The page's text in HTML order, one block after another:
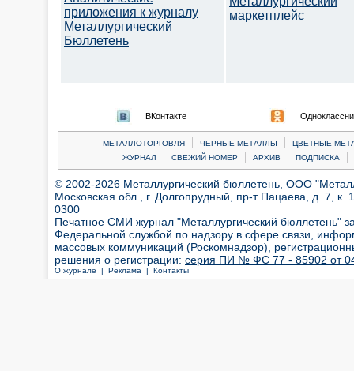
приложения к журналу
Металлургический
Бюллетень
маркетплейс
ВКонтакте
МЕТАЛЛОТОРГОВЛЯ | ЧЕРНЫЕ МЕТАЛЛЫ |
ЦВЕТНЫЕ
ЖУРНАЛ
| СВЕЖИЙ НОМЕР | АРХИВ | ПОДПИСКА |
© 2002-2026 Металлургический бюллетень, ООО
Московская обл., г. Долгопрудный, пр-т Пацаева, д. 7,
0300
Печатное СМИ журнал "Металлургический бюллетень"
Федеральной службой по надзору в сфере связи,
массовых коммуникаций (Роскомнадзор),
решения о регистрации: серия ПИ № ФС 77 - 85902 от 04
О журнале | Реклама | Контакты